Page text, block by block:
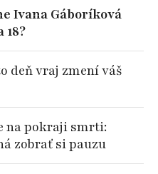
Ivana Gáboríková
deň vraj zmení váš
na pokraji smrti:
zobrať si pauzu